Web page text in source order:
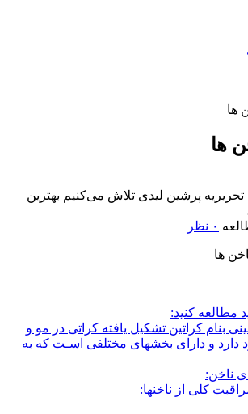
ها
ها
تحریریه پرشین لیدی تلاش می‌کنیم بهترین
۰ نظر
مطالعه کنید:
بنام کراتین تشکیل یافته کراتی در مو و
دارد و دارای بخشهای مختلفی اسـت که به
ناخن:
کلی از ناخنها: